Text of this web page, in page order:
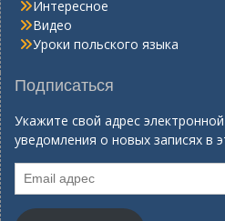
Интересное
Видео
Уроки польского языка
Подписаться
Укажите свой адрес
уведомления о новых записях в
Email
адрес